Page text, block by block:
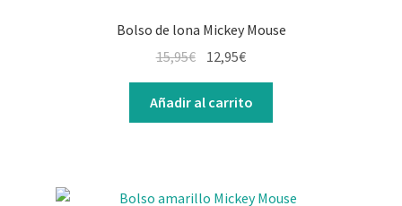
Bolso de lona Mickey Mouse
15,95€ El
precio
original
era:
12,95€El
precio
actual
es:
Añadir al carrito